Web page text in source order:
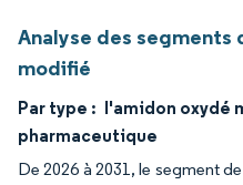
Analyse des segments
modifié
Par type : l'amidon oxydé
pharmaceutique
De 2026 à 2031, le segment